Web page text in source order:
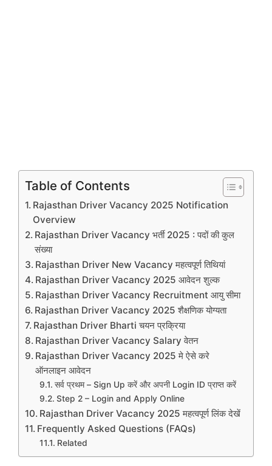
Table of Contents
Rajasthan Driver Vacancy 2025 Notification
Overview
Rajasthan Driver Vacancy भर्ती 2025 : पदों की कुल
संख्या
Rajasthan Driver New Vacancy महत्वपूर्ण तिथियां
Rajasthan Driver Vacancy 2025 आवेदन शुल्क
Rajasthan Driver Vacancy Recruitment आयु सीमा
Rajasthan Driver Vacancy 2025 शैक्षणिक योग्यता
Rajasthan Driver Bharti चयन प्रक्रिया
Rajasthan Driver Vacancy Salary वेतन
Rajasthan Driver Vacancy 2025 मे ऐसे करे
ऑनलाइन आवेदन
सर्व प्रथम – Sign Up करें और अपनी Login ID प्राप्त करें
Step 2 – Login and Apply Online
Rajasthan Driver Vacancy 2025 महत्वपूर्ण लिंक देखें
Frequently Asked Questions (FAQs)
Related